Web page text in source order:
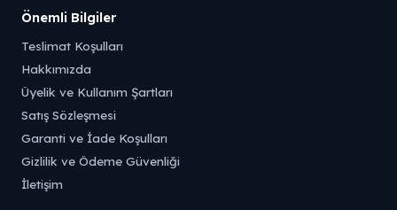
Önemli Bilgiler
Teslimat Koşulları
Hakkımızda
Üyelik ve Kullanım Şartları
Satış Sözleşmesi
Garanti ve İade Koşulları
Gizlilik ve Ödeme Güvenliği
İletişim